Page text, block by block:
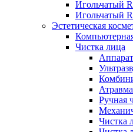
Игольчатый
Игольчатый
Эстетическая
Чистка лица
Ручная
Чистка